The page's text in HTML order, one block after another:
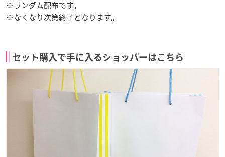
※ランダム配布です。
※なくなり次第終了となります。
セット購入で手に入るショッパーはこちら